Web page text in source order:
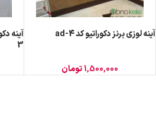
آینه لوزی برنز دکوراتیو کد ad-4
1,500,000تومان
3